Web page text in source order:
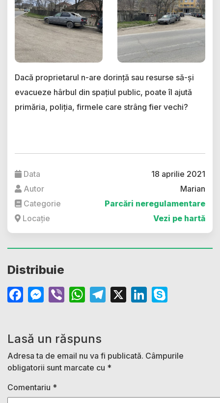
Dacă proprietarul n-are dorință sau resurse să-și
evacueze hârbul din spațiul public, poate îl ajută
primăria, poliția, firmele care strâng fier vechi?
Data
18 aprilie 2021
Autor
Marian
Categorie
Parcări neregulamentare
Locație
Vezi pe hartă
Distribuie
Facebook
Messenger
ViberWhatsApp
Telegram
X LinkedIn
Lasă un răspuns
Adresa ta de email nu va fi publicată. Câmpurile
obligatorii sunt marcate cu *
Comentariu *